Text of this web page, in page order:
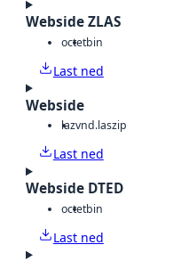
Webside ZLAS
octetbin
Last ned
Webside
lazvnd.laszip
Last ned
Webside DTED
octetbin
Last ned